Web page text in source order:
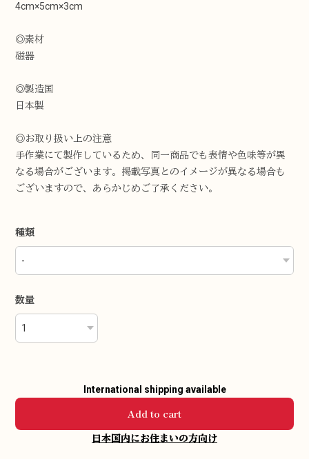
4cm×5cm×3cm
◎素材
磁器
◎製造国
日本製
◎お取り扱い上の注意
手作業にて製作しているため、同一商品でも表情や色味等が異
なる場合がございます。掲載写真とのイメージが異なる場合も
ございますので、あらかじめご了承ください。
種類
数量
International shipping available
Add to cart
日本国内にお住まいの方向け